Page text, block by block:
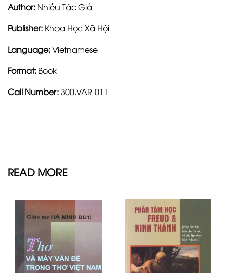
Author: Nhiều Tác Giả
Publisher: Khoa Học Xã Hội
Language:Vietnamese
Format: Book
Call Number:300.VAR-011
READ MORE